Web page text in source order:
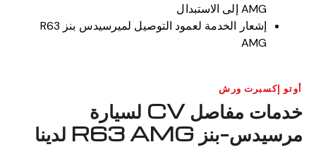
AMG إلى الاستبدال
إشعار الخدمة لعمود التوصيل لميرسيدس بنز R63
AMG
أوتو إكسبرت ورش
خدمات مفاصل CV لسيارة
مرسيدس-بنز R63 AMG لدينا